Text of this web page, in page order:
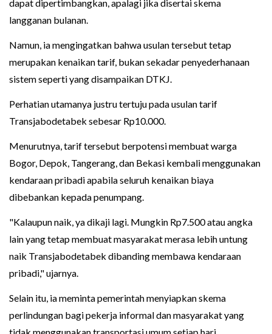
dapat dipertimbangkan, apalagi jika disertai skema
langganan bulanan.
Namun, ia mengingatkan bahwa usulan tersebut tetap
merupakan kenaikan tarif, bukan sekadar penyederhanaan
sistem seperti yang disampaikan DTKJ.
Perhatian utamanya justru tertuju pada usulan tarif
Transjabodetabek sebesar Rp10.000.
Menurutnya, tarif tersebut berpotensi membuat warga
Bogor, Depok, Tangerang, dan Bekasi kembali menggunakan
kendaraan pribadi apabila seluruh kenaikan biaya
dibebankan kepada penumpang.
"Kalaupun naik, ya dikaji lagi. Mungkin Rp7.500 atau angka
lain yang tetap membuat masyarakat merasa lebih untung
naik Transjabodetabek dibanding membawa kendaraan
pribadi," ujarnya.
Selain itu, ia meminta pemerintah menyiapkan skema
perlindungan bagi pekerja informal dan masyarakat yang